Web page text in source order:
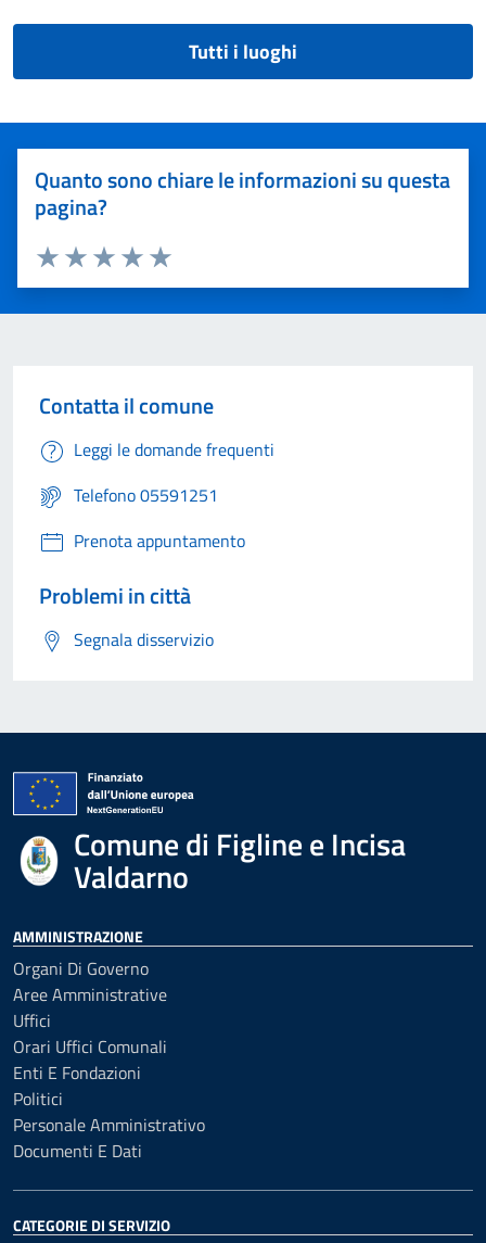
Tutti i luoghi
Quanto sono chiare le informazioni su questa
pagina?
Valuta 5 stelle su 5
Valuta 4 stelle su 5
Valuta 3 stelle su 5
Valuta 2 stelle su 5
Valuta 1 stelle su 5
Contatta il comune
Leggi le domande frequenti
Telefono 05591251
Prenota appuntamento
Problemi in città
Segnala disservizio
Comune di Figline e Incisa
Valdarno
AMMINISTRAZIONE
Organi Di Governo
Aree Amministrative
Uffici
Orari Uffici Comunali
Enti E Fondazioni
Politici
Personale Amministrativo
Documenti E Dati
CATEGORIE DI SERVIZIO